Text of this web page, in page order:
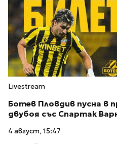
Livestream
Ботев Пловдив пусна в
двубоя със Спартак
4 август, 15:47